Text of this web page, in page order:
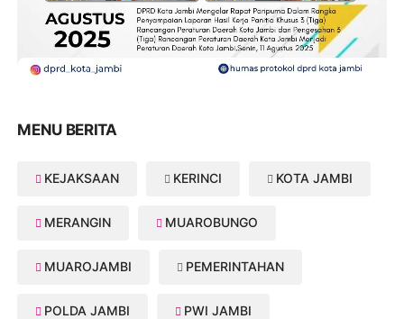
MENU BERITA
KEJAKSAAN KERINCI KOTA JAMBI
MERANGIN MUAROBUNGO
MUAROJAMBI PEMERINTAHAN
POLDA JAMBI PWI JAMBI